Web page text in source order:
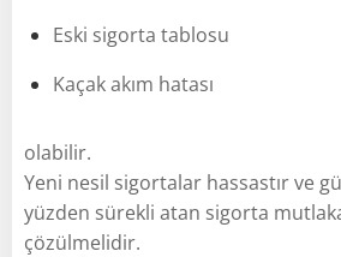
Eski sigorta tablosu
Kaçak akım hatası
olabilir.
Yeni nesil sigortalar hassastır ve
yüzden sürekli atan sigorta
çözülmelidir.